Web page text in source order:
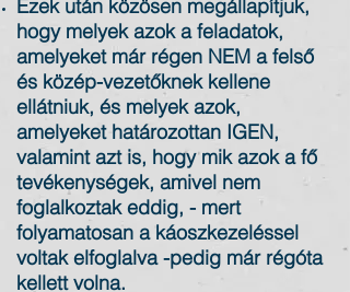
Ezek után közösen megállapítjuk,
hogy melyek azok a feladatok,
amelyeket már régen NEM a felső
és közép-vezetőknek kellene
ellátniuk, és melyek azok,
amelyeket határozottan IGEN,
valamint azt is, hogy mik azok a fő
tevékenységek, amivel nem
foglalkoztak eddig, - mert
folyamatosan a káoszkezeléssel
voltak elfoglalva -pedig már régóta
kellett volna.